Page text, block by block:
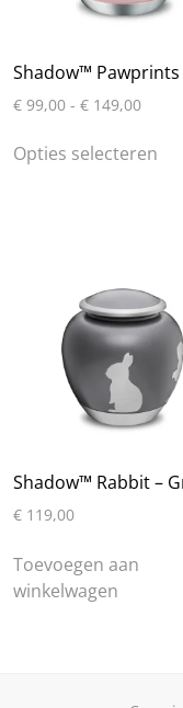
Shadow™ Pawprints
€ 99,00 - € 149,00
tot
Opties selecteren
kan
op
de
Shadow™ Rabbit –
€ 119,00
Toevoegen aan
winkelwagen